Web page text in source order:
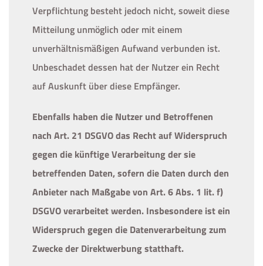
Verpflichtung besteht jedoch nicht, soweit diese
Mitteilung unmöglich oder mit einem
unverhältnismäßigen Aufwand verbunden ist.
Unbeschadet dessen hat der Nutzer ein Recht
auf Auskunft über diese Empfänger.
Ebenfalls haben die Nutzer und Betroffenen
nach Art. 21 DSGVO das Recht auf Widerspruch
gegen die künftige Verarbeitung der sie
betreffenden Daten, sofern die Daten durch den
Anbieter nach Maßgabe von Art. 6 Abs. 1 lit. f)
DSGVO verarbeitet werden. Insbesondere ist ein
Widerspruch gegen die Datenverarbeitung zum
Zwecke der Direktwerbung statthaft.